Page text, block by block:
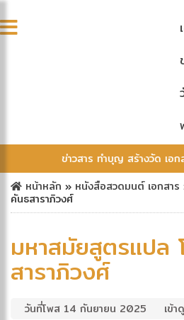
ข่าวสาร ทำบุญ สร้างวัด เอก
หน้าหลัก » หนังสือสวดมนต์ เอกสาร
คันธสาราภิวงศ์
มหาสมัยสูตรแปล
สาราภิวงศ์
วันที่โพส 14 กันยายน 2025 เข้